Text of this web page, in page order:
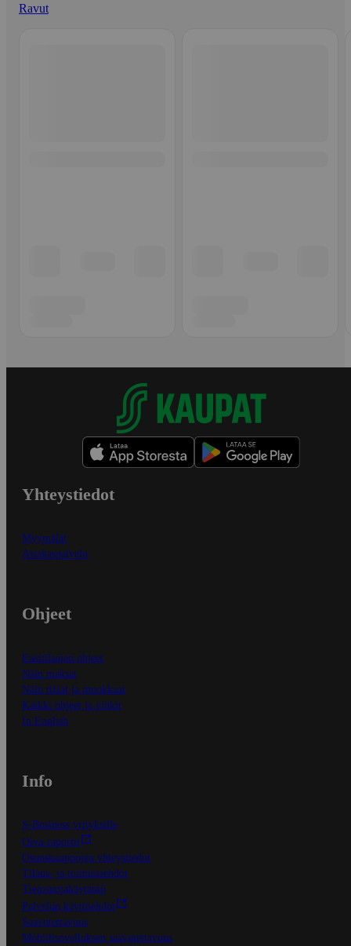
Ravut
Yhteystiedot
Myymälät
Asiakaspalvelu
Ohjeet
Ensitilaajan ohjeet
Näin maksat
Näin tilaat ja muokkaat
Kaikki ohjeet ja vinkit
In English
Info
S-Business yrityksille
Oiva-raportit
Osuuskauppojen yhteystiedot
Tilaus- ja toimitusehdot
Tietosuojakäytäntö
Palvelun käyttöehdot
Saavutettavuus
Mobiilisovelluksen saavutettavuus